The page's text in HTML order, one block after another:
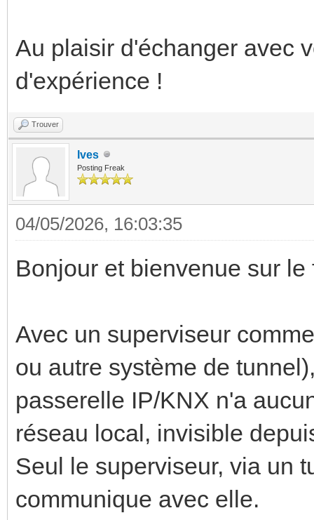
Au plaisir d'échanger avec
d'expérience !
Trouver
Ives
Posting Freak
04/05/2026, 16:03:35
Bonjour et bienvenue sur le
Avec un superviseur
ou autre système de
passerelle IP/KNX n'a
réseau local, invisible
Seul le superviseur, via un
communique avec elle.